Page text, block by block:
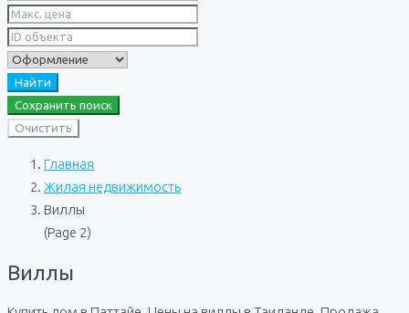
Найти
Сохранить поиск
Очистить
Главная
Жилая недвижимость
Виллы
(Page 2)
Виллы